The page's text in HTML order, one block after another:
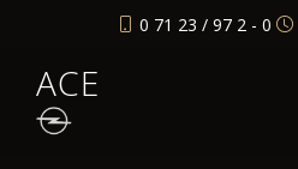
0 71 23 / 97 2 - 0
ACE